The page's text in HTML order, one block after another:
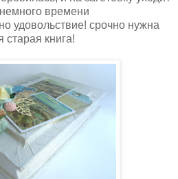
времени
удовольствие! срочно нужна
старая книга!